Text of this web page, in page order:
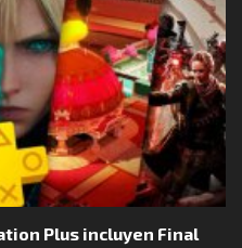
Plus incluyen Final